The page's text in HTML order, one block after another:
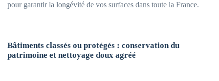
pour garantir la longévité de vos surfaces dans toute la France.
Bâtiments classés ou protégés : conservation du
patrimoine et nettoyage doux agréé